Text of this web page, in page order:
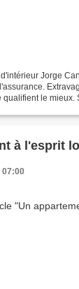
Jorge
le mieux.
à l'esprit
07:00